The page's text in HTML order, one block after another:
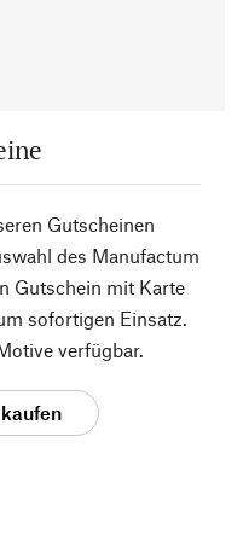
Gutscheinen
des Manufactum
Gutschein mit Karte
sofortigen Einsatz.
verfügbar.